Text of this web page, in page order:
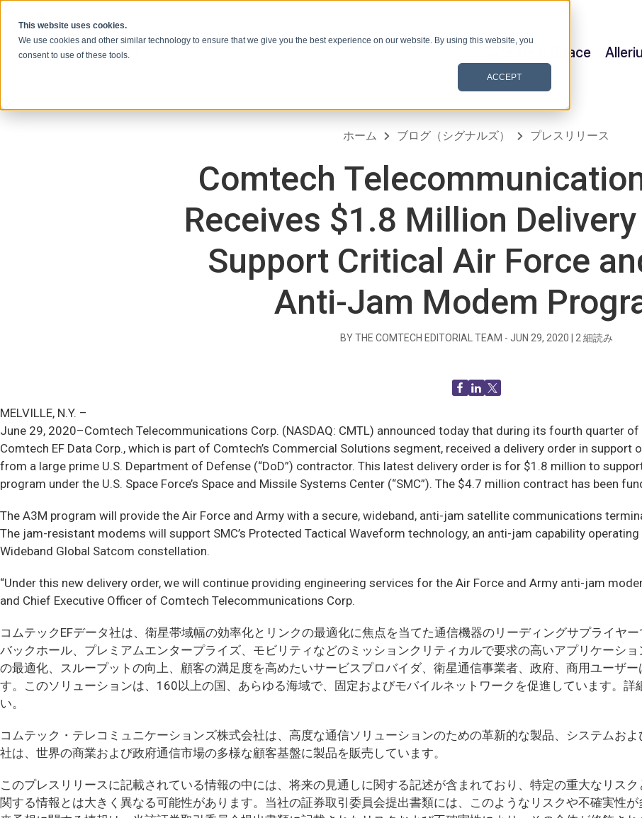
This website uses cookies.
We use cookies and other similar technology to ensure that we give you the best experience on our website. By using this website, you
consent to use of these tools.
ACCEPT
Satellite & Space
ホーム ブログ（シグナルズ） プレスリリース
Comtech
Receives $1.8 Million
Support Critical Air Force
Anti-Jam Modem
BY THE COMTECH EDITORIAL TEAM - JUN 29, 2020 2 細読み
MELVILLE, N.Y. –
June 29, 2020–Comtech Telecommunications Corp. (NASDAQ: CMTL) announced today that during its fourth quarter
Comtech EF Data Corp., which is part of Comtech’s Commercial Solutions segment, received a delivery order in
from a large prime U.S. Department of Defense (“DoD”) contractor. This latest delivery order is for $1.8 million to
program under the U.S. Space Force’s Space and Missile Systems Center (“SMC”). The $4.7 million contract has been
The A3M program will provide the Air Force and Army with a secure, wideband, anti-jam satellite communications
The jam-resistant modems will support SMC’s Protected Tactical Waveform technology, an anti-jam capability
Wideband Global Satcom constellation.
“Under this new delivery order, we will continue providing engineering services for the Air Force and Army anti-jam
and Chief Executive Officer of Comtech Telecommunications Corp.
コムテックEFデータ社は、衛星帯域幅の効率化とリンクの最適化に焦点を当てた通信機器のリーディングサプライヤ
バックホール、プレミアムエンタープライズ、モビリティなどのミッションクリティカルで要求の高いアプリケーシ
の最適化、スループットの向上、顧客の満足度を高めたいサービスプロバイダ、衛星通信事業者、政府、商用ユーザ
す。このソリューションは、160以上の国、あらゆる海域で、固定およびモバイルネットワークを促進しています。詳
い。
コムテック・テレコミュニケーションズ株式会社は、高度な通信ソリューションのための革新的な製品、システムお
社は、世界の商業および政府通信市場の多様な顧客基盤に製品を販売しています。
このプレスリリースに記載されている情報の中には、将来の見通しに関する記述が含まれており、特定の重大なリス
関する情報とは大きく異なる可能性があります。当社の証券取引委員会提出書類には、このようなリスクや不確実性